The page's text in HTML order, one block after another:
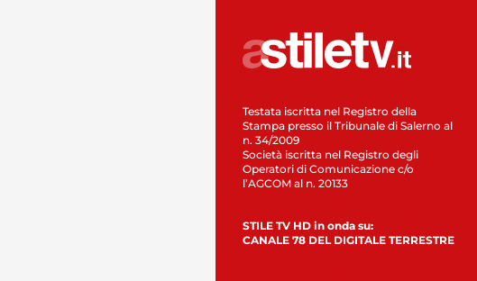
Testata iscritta nel Registro della
Stampa presso il Tribunale di Salerno al
n. 34/2009
Società iscritta nel Registro degli
Operatori di Comunicazione c/o
l’AGCOM al n. 20133
STILE TV HD in onda su:
CANALE 78 DEL DIGITALE TERRESTRE